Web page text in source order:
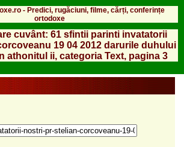
- Predici, rugăciuni, filme, cărți, conferințe
ortodoxe
cuvânt: 61 sfintii parinti invatatorii
19 04 2012 darurile duhului
athonitul ii, categoria Text, pagina 3